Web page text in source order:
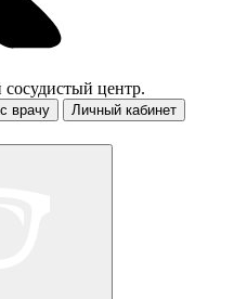
центр.
врачу
Личный кабинет